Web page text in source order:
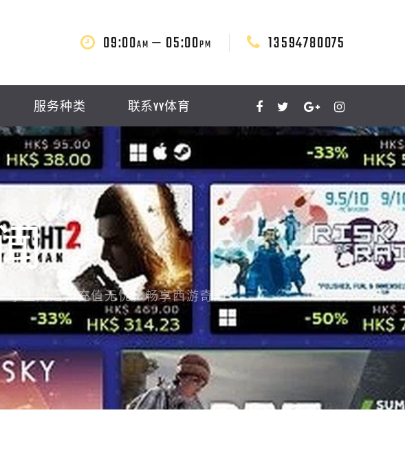
09:00AM — 05:00PM 13594780075
服务种类 联系YY体育
掌上问道，充值无忧，畅享西游奇遇